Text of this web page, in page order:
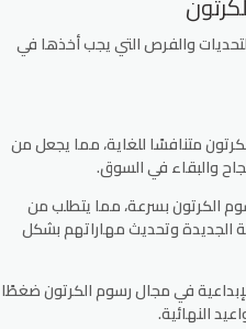
والفرص التي يجب أخذها في
متنافسًا للغاية، مما يجعل من
والبقاء في السوق.
الكرتون بسرعة، مما يتطلب من
الجديدة وتحديث مهاراتهم بشكل
في مجال رسوم الكرتون ضغطًا
النهائية.